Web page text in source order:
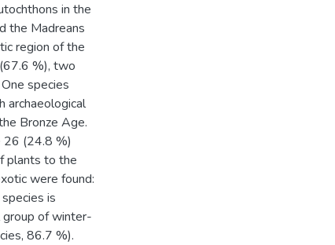
in the
the Madreans
region of the
%), two
species
archaeological
Bronze Age.
26 (24.8 %)
plants to the
were found:
is
group of winter-
86.7 %).